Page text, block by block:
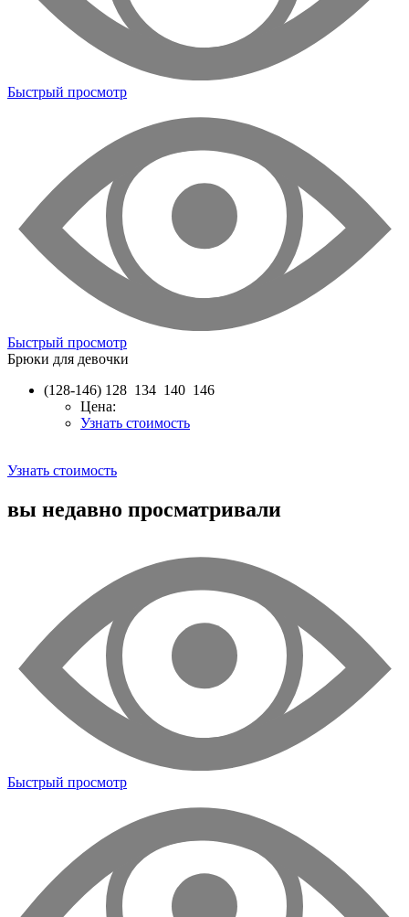
Быстрый просмотр
Быстрый просмотр
Брюки для девочки
(128-146) 128 134 140 146
Цена:
Узнать стоимость
Узнать стоимость
вы недавно просматривали
Быстрый просмотр